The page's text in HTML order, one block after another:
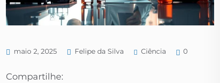
maio 2, 2025 Felipe da Silva Ciência 0
Compartilhe: